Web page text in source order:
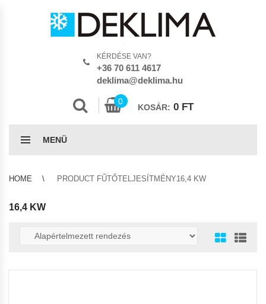
KÉRDÉSE VAN?
+36 70 611 4617
deklima@deklima.hu
0
KOSÁR: 0 FT
MENÜ
HOME PRODUCT FŰTŐTELJESÍTMÉNY16,4 KW
16,4 KW